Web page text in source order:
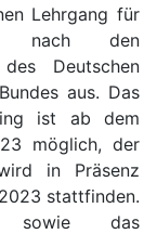
Lehrgang für
nach den
Deutschen
aus. Das
ist ab dem
möglich, der
in Präsenz
stattfinden.
sowie das